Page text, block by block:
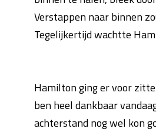
Verstappen naar binnen
Tegelijkertijd wachtte
Hamilton ging er voor
ben heel dankbaar
achterstand nog wel kon